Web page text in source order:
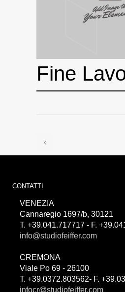
Fine
CONTATTI
VENEZIA
Cannaregio 1697/b, 30121
T. +39.041.717717 - F.
info@studiofeiffer.com
CREMONA
Viale Po 69 - 26100
T. +39.0372.803562- F.
infocr@studiofeiffer.com